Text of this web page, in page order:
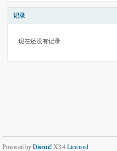
记录
现在还没有记录
Powered by Discuz! X3.4 Licensed